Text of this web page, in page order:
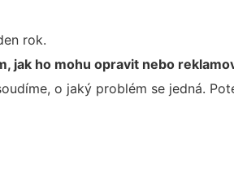
rok.
jak ho mohu opravit nebo
o jaký problém se jedná.